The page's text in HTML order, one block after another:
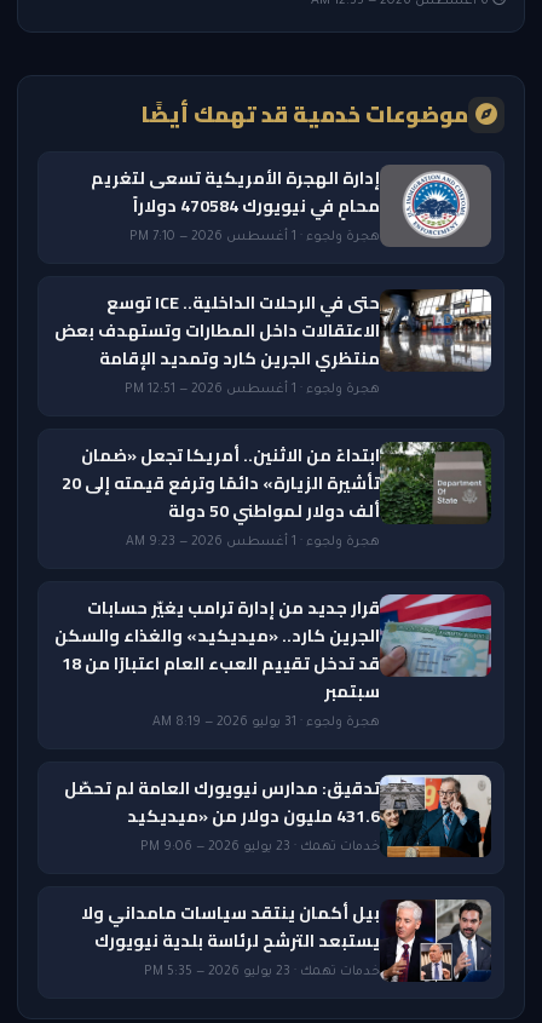
موضوعات خدمية قد تهمك أيضًا
إدارة الهجرة الأمريكية تسعى لتغريم
محامٍ في نيويورك 470584 دولاراً
هجرة ولجوء · 1 أغسطس 2026 — 7:10 PM
حتى في الرحلات الداخلية.. ICE توسع
الاعتقالات داخل المطارات وتستهدف بعض
منتظري الجرين كارد وتمديد الإقامة
هجرة ولجوء · 1 أغسطس 2026 — 12:51 PM
ابتداءً من الاثنين.. أمريكا تجعل «ضمان
تأشيرة الزيارة» دائمًا وترفع قيمته إلى 20
ألف دولار لمواطني 50 دولة
هجرة ولجوء · 1 أغسطس 2026 — 9:23 AM
قرار جديد من إدارة ترامب يغيّر حسابات
الجرين كارد.. «ميديكيد» والغذاء والسكن
قد تدخل تقييم العبء العام اعتبارًا من 18
سبتمبر
هجرة ولجوء · 31 يوليو 2026 — 8:19 AM
تدقيق: مدارس نيويورك العامة لم تحصّل
431.6 مليون دولار من «ميديكيد
خدمات تهمك · 23 يوليو 2026 — 9:06 PM
بيل أكمان ينتقد سياسات مامداني ولا
يستبعد الترشح لرئاسة بلدية نيويورك
خدمات تهمك · 23 يوليو 2026 — 5:35 PM